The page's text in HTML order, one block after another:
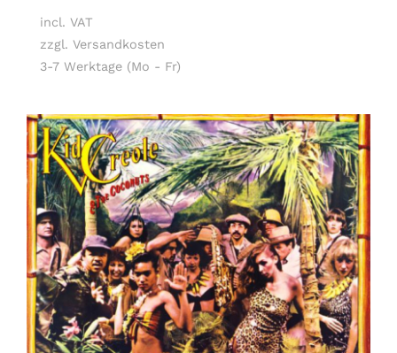
incl. VAT
zzgl. Versandkosten
3-7 Werktage (Mo - Fr)